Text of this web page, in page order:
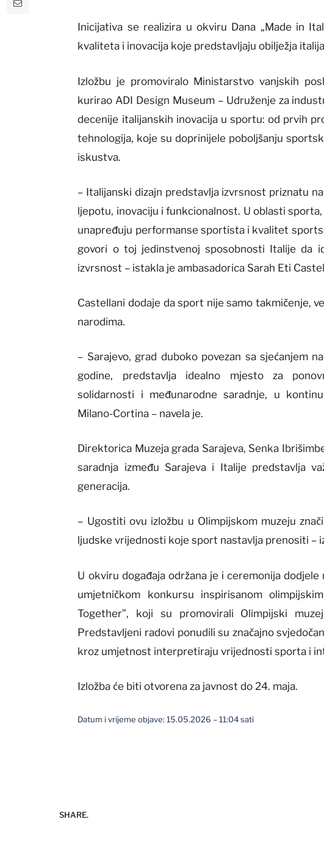
Inicijativa se realizira u okviru Dana „Made in
kvaliteta i inovacija koje predstavljaju obilježja
Izložbu je promoviralo Ministarstvo vanjskih
kurirao ADI Design Museum – Udruženje za
decenije italijanskih inovacija u sportu: od prvih
tehnologija, koje su doprinijele poboljšanju
iskustva.
– Italijanski dizajn predstavlja izvrsnost priznatu
ljepotu, inovaciju i funkcionalnost. U oblasti
unapređuju performanse sportista i kvalitet
govori o toj jedinstvenoj sposobnosti Italije da
izvrsnost – istakla je ambasadorica Sarah Eti
Castellani dodaje da sport nije samo takmičenje,
narodima.
– Sarajevo, grad duboko povezan sa sjećanjem
godine, predstavlja idealno mjesto za
solidarnosti i međunarodne saradnje, u
Milano-Cortina – navela je.
Direktorica Muzeja grada Sarajeva, Senka
saradnja između Sarajeva i Italije predstavlja
generacija.
– Ugostiti ovu izložbu u Olimpijskom muzeju
ljudske vrijednosti koje sport nastavlja prenositi –
U okviru događaja održana je i ceremonija
umjetničkom konkursu inspirisanom
Together”, koji su promovirali Olimpijski
Predstavljeni radovi ponudili su značajno
kroz umjetnost interpretiraju vrijednosti sporta i
Izložba će biti otvorena za javnost do 24. maja.
Datum i vrijeme objave: 15.05.2026 – 11:04 sati
SHARE.